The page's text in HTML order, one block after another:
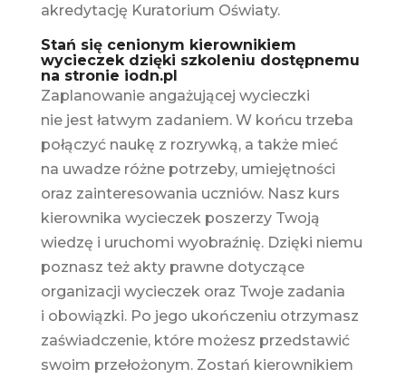
akredytację Kuratorium Oświaty.
Stań się cenionym kierownikiem
wycieczek dzięki szkoleniu dostępnemu
na stronie iodn.pl
Zaplanowanie angażującej wycieczki
nie jest łatwym zadaniem. W końcu trzeba
połączyć naukę z rozrywką, a także mieć
na uwadze różne potrzeby, umiejętności
oraz zainteresowania uczniów. Nasz kurs
kierownika wycieczek poszerzy Twoją
wiedzę i uruchomi wyobraźnię. Dzięki niemu
poznasz też akty prawne dotyczące
organizacji wycieczek oraz Twoje zadania
i obowiązki. Po jego ukończeniu otrzymasz
zaświadczenie, które możesz przedstawić
swoim przełożonym. Zostań kierownikiem